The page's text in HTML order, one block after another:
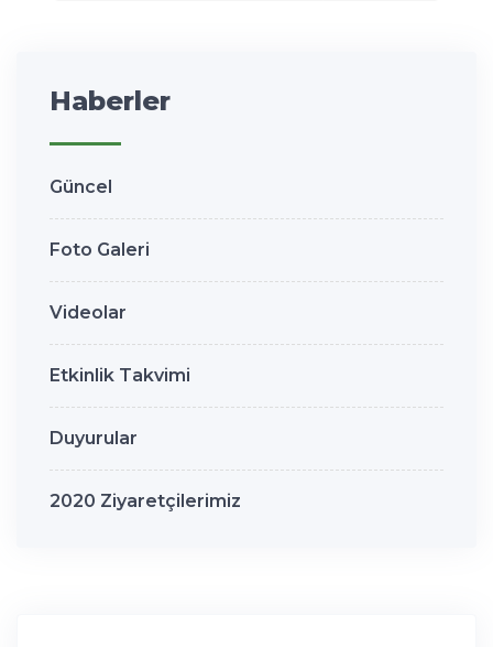
Haberler
Güncel
Foto Galeri
Videolar
Etkinlik Takvimi
Duyurular
2020 Ziyaretçilerimiz